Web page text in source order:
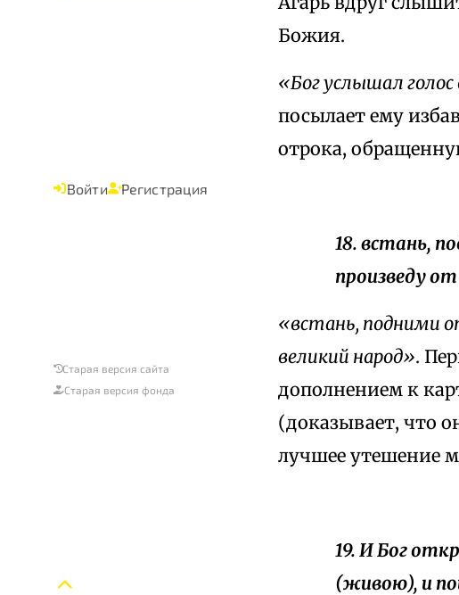
Войти Регистрация
Старая версия сайта
Старая версия фонда
Божия.
«Бог услышал
посылает ему
отрока,
18. встань,
произведу
«встань, подними
великий народ».
дополнением к
(доказывает, что
лучшее утешение
19. И Бог
(живою), и